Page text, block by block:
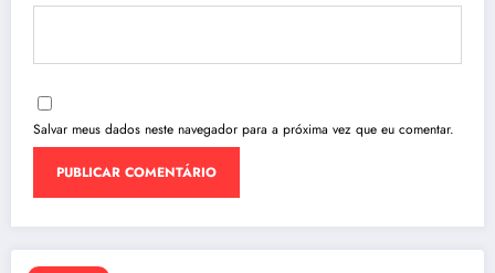
Salvar meus dados neste navegador para a próxima vez que eu comentar.